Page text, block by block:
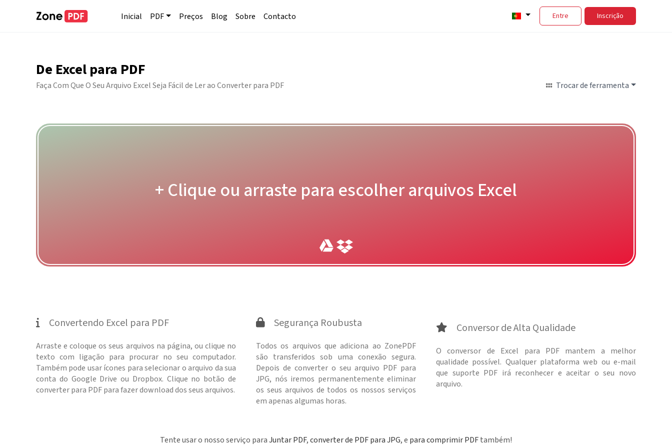
Inicial PDF Preços Blog Sobre Contacto Entre Inscrição
De Excel para PDF
Faça Com Que O Seu Arquivo Excel Seja Fácil de Ler ao Converter para PDF Trocar de ferramenta
+ Clique ou arraste para escolher arquivos Excel
Convertendo Excel para PDF
Arraste e coloque os seus arquivos na página, ou clique no
texto com ligação para procurar no seu computador.
Também pode usar ícones para selecionar o arquivo da sua
conta do Google Drive ou Dropbox. Clique no botão de
converter para PDF para fazer download dos seus arquivos.
Segurança Roubusta
Todos os arquivos que adiciona ao ZonePDF
são transferidos sob uma conexão segura.
Depois de converter o seu arquivo PDF para
JPG, nós iremos permanentemente eliminar
os seus arquivos de todos os nossos serviços
em apenas algumas horas.
Conversor de Alta Qualidade
O conversor de Excel para PDF mantem a melhor
qualidade possível. Qualquer plataforma web ou e-mail
que suporte PDF irá reconhecer e aceitar o seu novo
arquivo.
Tente usar o nosso serviço paraJuntar PDF,converter de PDF para JPG, e para comprimir PDFtambém!